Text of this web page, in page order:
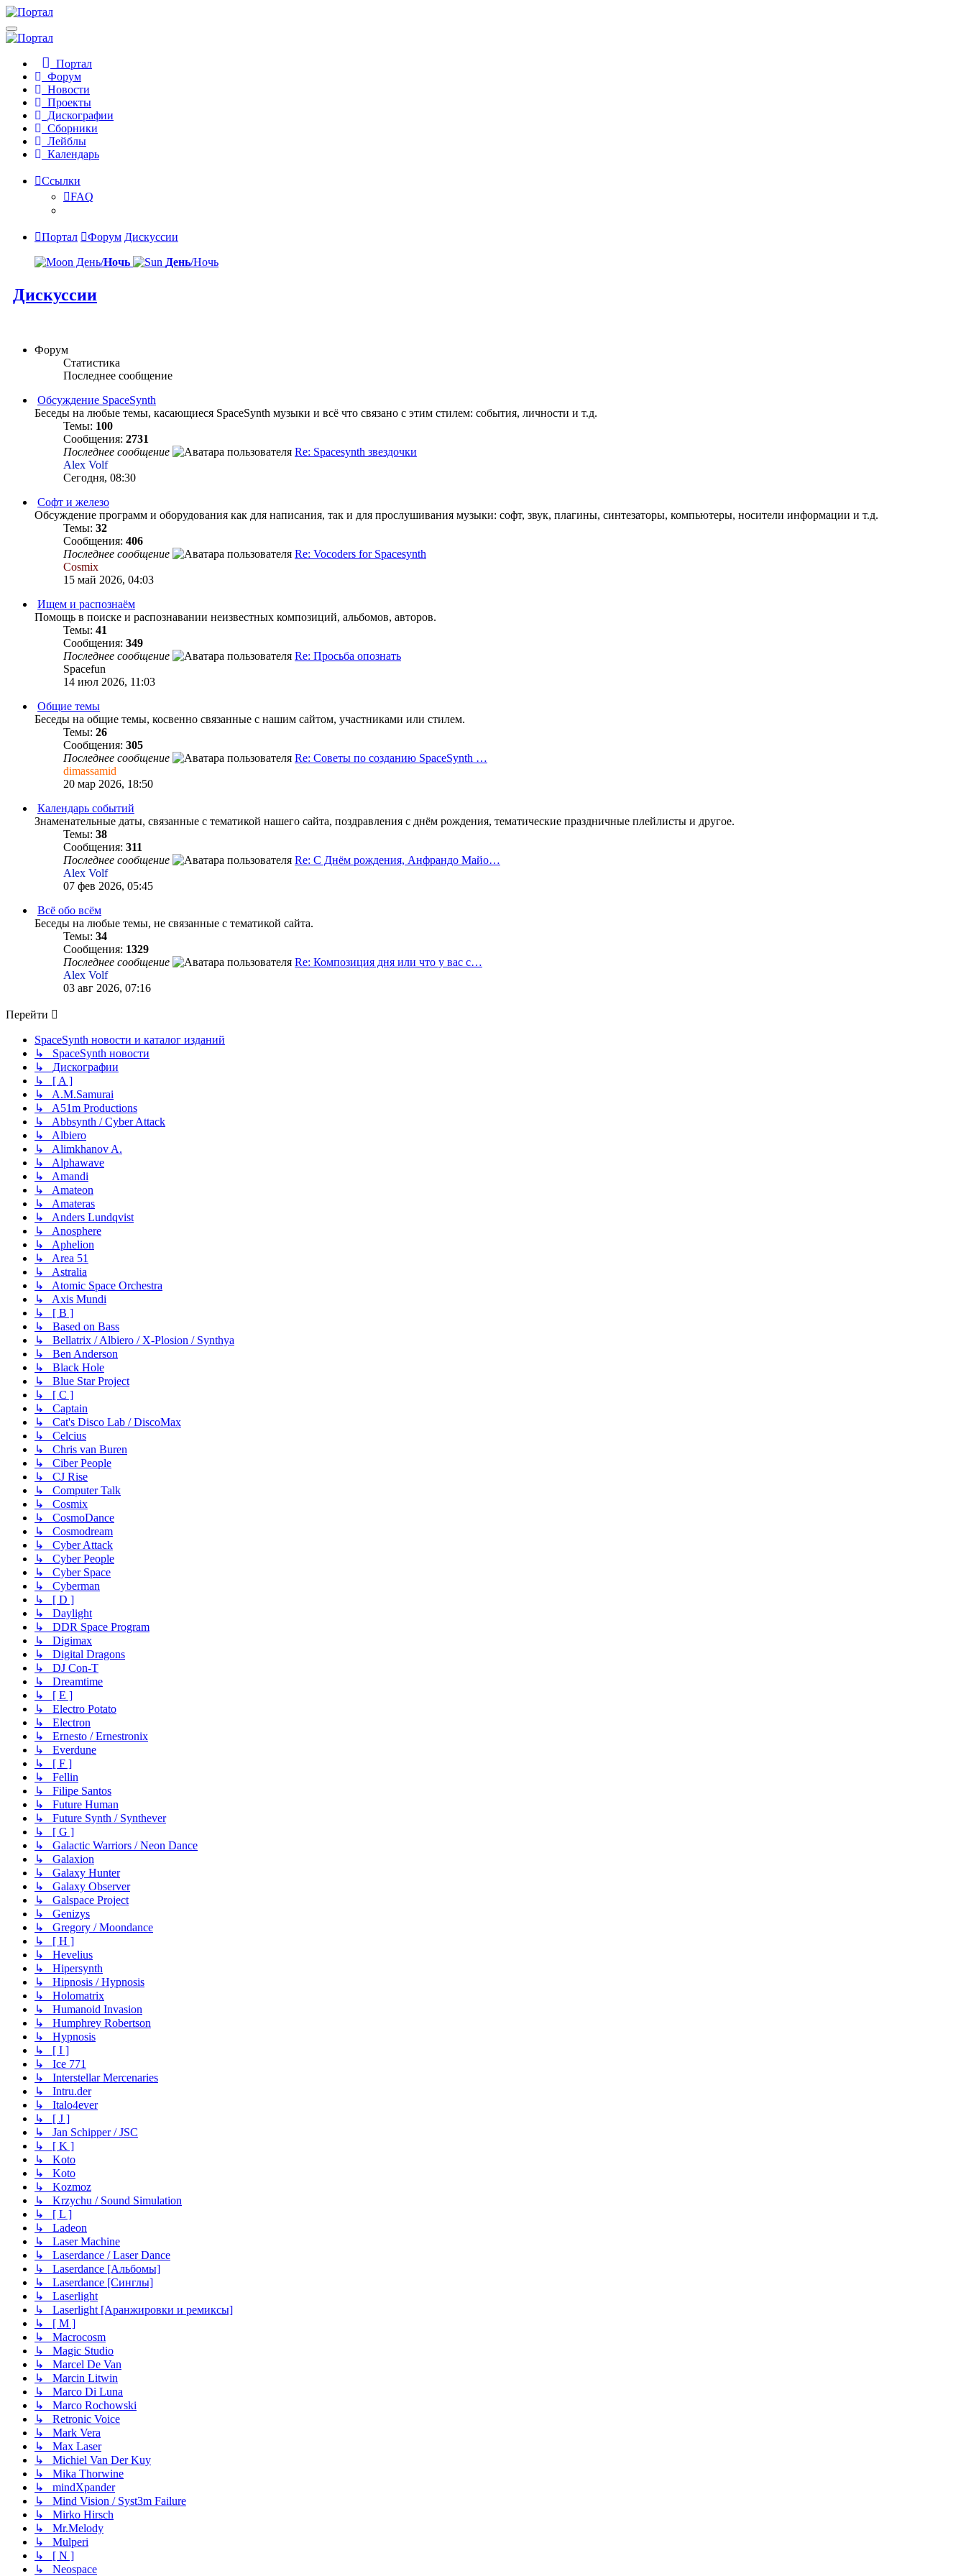
Портал
Форум
Новости
Проекты
Дискографии
Сборники
Лейблы
Календарь
Ссылки
FAQ
Портал Форум Дискуссии
День/Ночь День/Ночь
Дискуссии
Форум
Статистика
Последнее сообщение
Обсуждение SpaceSynth
Беседы на любые темы, касающиеся SpaceSynth музыки и всё что связано с этим стилем: события, личности и т.д.
Темы: 100
Сообщения: 2731
Последнее сообщение
Re: Spacesynth звездочки
Alex Volf
Сегодня, 08:30
Софт и железо
Обсуждение программ и оборудования как для написания, так и для прослушивания музыки: софт, звук, плагины, синтезаторы, компьютеры, носители информации и т.д.
Темы: 32
Сообщения: 406
Последнее сообщение
Re: Vocoders for Spacesynth
Cosmix
15 май 2026, 04:03
Ищем и распознаём
Помощь в поиске и распознавании неизвестных композиций, альбомов, авторов.
Темы: 41
Сообщения: 349
Последнее сообщение
Re: Просьба опознать
Spacefun
14 июл 2026, 11:03
Общие темы
Беседы на общие темы, косвенно связанные с нашим сайтом, участниками или стилем.
Темы: 26
Сообщения: 305
Последнее сообщение
Re: Советы по созданию SpaceSynth …
dimassamid
20 мар 2026, 18:50
Календарь событий
Знаменательные даты, связанные с тематикой нашего сайта, поздравления c днём рождения, тематические праздничные плейлисты и другое.
Темы: 38
Сообщения: 311
Последнее сообщение
Re: С Днём рождения, Анфрандо Майо…
Alex Volf
07 фев 2026, 05:45
Всё обо всём
Беседы на любые темы, не связанные с тематикой сайта.
Темы: 34
Сообщения: 1329
Последнее сообщение
Re: Композиция дня или что у вас с…
Alex Volf
03 авг 2026, 07:16
Перейти
SpaceSynth новости и каталог изданий
↳ SpaceSynth новости
↳ Дискографии
↳ [ A ]
↳ A.M.Samurai
↳ A51m Productions
↳ Abbsynth / Cyber Attack
↳ Albiero
↳ Alimkhanov A.
↳ Alphawave
↳ Amandi
↳ Amateon
↳ Amateras
↳ Anders Lundqvist
↳ Anosphere
↳ Aphelion
↳ Area 51
↳ Astralia
↳ Atomic Space Orchestra
↳ Axis Mundi
↳ [ B ]
↳ Based on Bass
↳ Bellatrix / Albiero / X-Plosion / Synthya
↳ Ben Anderson
↳ Black Hole
↳ Blue Star Project
↳ [ C ]
↳ Captain
↳ Cat's Disco Lab / DiscoMax
↳ Celcius
↳ Chris van Buren
↳ Ciber People
↳ CJ Rise
↳ Computer Talk
↳ Cosmix
↳ CosmoDance
↳ Cosmodream
↳ Cyber Attack
↳ Cyber People
↳ Cyber Space
↳ Cyberman
↳ [ D ]
↳ Daylight
↳ DDR Space Program
↳ Digimax
↳ Digital Dragons
↳ DJ Con-T
↳ Dreamtime
↳ [ E ]
↳ Electro Potato
↳ Electron
↳ Ernesto / Ernestronix
↳ Everdune
↳ [ F ]
↳ Fellin
↳ Filipe Santos
↳ Future Human
↳ Future Synth / Synthever
↳ [ G ]
↳ Galactic Warriors / Neon Dance
↳ Galaxion
↳ Galaxy Hunter
↳ Galaxy Observer
↳ Galspace Project
↳ Genizys
↳ Gregory / Moondance
↳ [ H ]
↳ Hevelius
↳ Hipersynth
↳ Hipnosis / Hypnosis
↳ Holomatrix
↳ Humanoid Invasion
↳ Humphrey Robertson
↳ Hypnosis
↳ [ I ]
↳ Ice 771
↳ Interstellar Mercenaries
↳ Intru.der
↳ Italo4ever
↳ [ J ]
↳ Jan Schipper / JSC
↳ [ K ]
↳ Koto
↳ Koto
↳ Kozmoz
↳ Krzychu / Sound Simulation
↳ [ L ]
↳ Ladeon
↳ Laser Machine
↳ Laserdance / Laser Dance
↳ Laserdance [Альбомы]
↳ Laserdance [Синглы]
↳ Laserlight
↳ Laserlight [Аранжировки и ремиксы]
↳ [ M ]
↳ Macrocosm
↳ Magic Studio
↳ Marcel De Van
↳ Marcin Litwin
↳ Marco Di Luna
↳ Marco Rochowski
↳ Retronic Voice
↳ Mark Vera
↳ Max Laser
↳ Michiel Van Der Kuy
↳ Mika Thorwine
↳ mindXpander
↳ Mind Vision / Syst3m Failure
↳ Mirko Hirsch
↳ Mr.Melody
↳ Mulperi
↳ [ N ]
↳ Neospace